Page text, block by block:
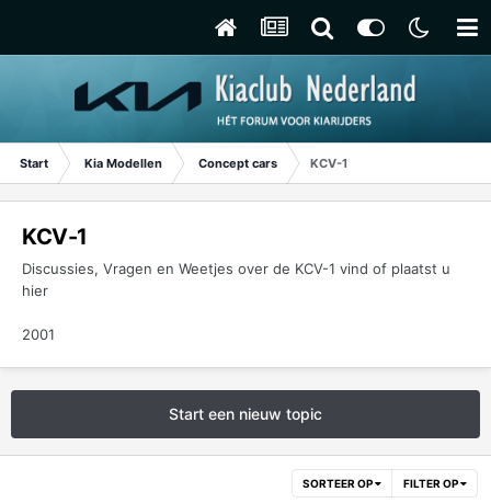
Start Kia Modellen Concept cars KCV-1
KCV-1
Discussies, Vragen en Weetjes over de KCV-1 vind of plaatst u
hier
2001
Start een nieuw topic
SORTEER OP FILTER OP